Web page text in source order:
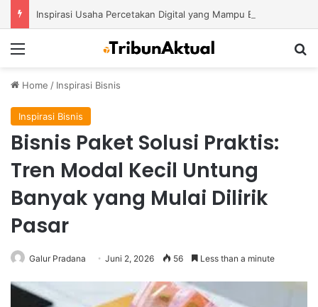
Home / Inspirasi Bisnis
Inspirasi Bisnis
Bisnis Paket Solusi Praktis:
Tren Modal Kecil Untung
Banyak yang Mulai Dilirik
Pasar
Galur Pradana Juni 2, 2026 56 Less than a minute